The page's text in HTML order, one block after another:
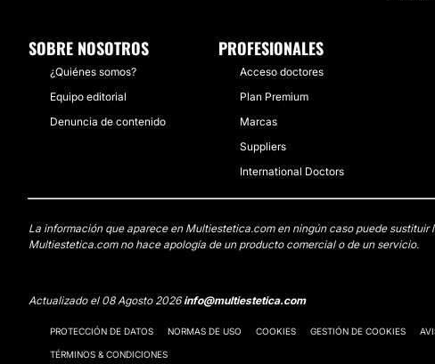
SOBRE NOSOTROS
¿Quiénes somos?
Equipo editorial
Denuncia de contenido
PROFESIONALES
Acceso doctores
Plan Premium
Marcas
Suppliers
International Doctors
La información que aparece en Multiestetica.com en ningún caso puede
Multiestetica.com no hace apología de un producto comercial o de un servicio.
Actualizado el 08 Agosto 2026info@multiestetica.com
PROTECCIÓN DE DATOS NORMAS DE USO COOKIES GESTIÓN DE COOKIES
TÉRMINOS & CONDICIONES